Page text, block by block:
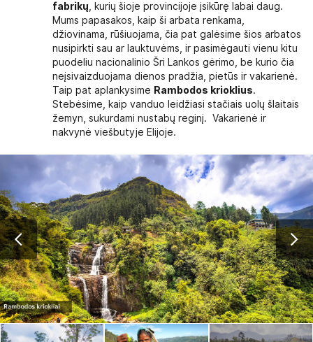
fabrikų , kurių šioje provincijoje įsikūrę labai daug.
Mums papasakos, kaip ši arbata renkama,
džiovinama, rūšiuojama, čia pat galėsime šios arbatos
nusipirkti sau ar lauktuvėms, ir pasimėgauti vienu kitu
puodeliu nacionalinio Šri Lankos gėrimo, be kurio čia
neįsivaizduojama dienos pradžia, pietūs ir vakarienė.
Taip pat aplankysime Rambodos krioklius.
Stebėsime, kaip vanduo leidžiasi stačiais uolų šlaitais
žemyn, sukurdami nustabų reginį. Vakarienė ir
nakvynė viešbutyje Elijoje.